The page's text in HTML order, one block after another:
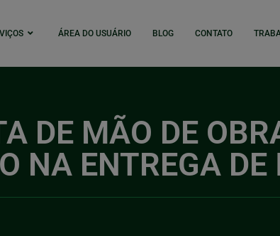
ÁREA DO USUÁRIO BLOG CONTATO
DE MÃO DE
NA ENTREGA DE